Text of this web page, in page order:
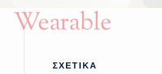
Wearable
ΣΧΕΤΙΚΑ